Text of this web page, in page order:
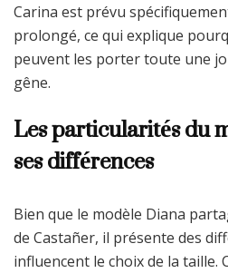
Carina est prévu
prolongé, ce qui explique
peuvent les porter toute une
gêne.
Les particularités du
ses différences
Bien que le modèle Diana
de Castañer, il présente des
influencent le choix de la taille.